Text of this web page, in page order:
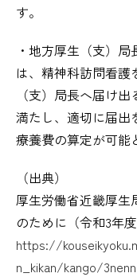
す。
・地方厚生（支）
は、精神科訪問看
（支）局長へ届け
満たし、適切に届出
療養費の算定が可能
（出典）
厚生労働省近畿厚
のために（令和3年
https://
n_kikan/kango/